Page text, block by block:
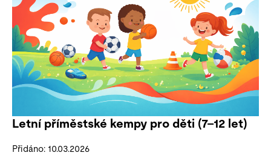
Letní příměstské kempy pro děti (7–12 let)
Přidáno: 10.03.2026